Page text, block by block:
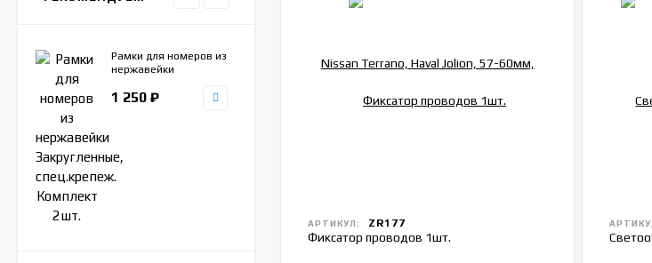
АРТИКУЛ: ZR177
Фиксатор проводов 1шт.
Рамки для номеров из
нержавейки
спец.крепеж. Комплект
1 250 ₽